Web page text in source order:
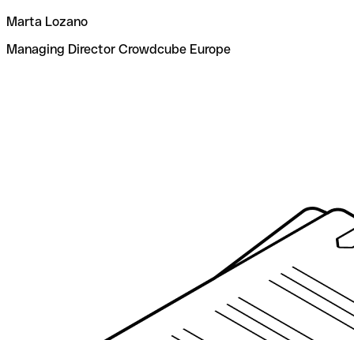
Marta Lozano
Managing Director Crowdcube Europe